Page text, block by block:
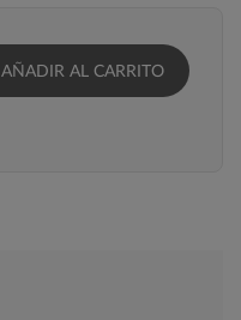
AÑADIR AL CARRITO